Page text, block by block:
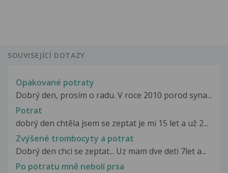
SOUVISEJÍCÍ DOTAZY
Opakované potraty
Dobrý den, prosím o radu. V roce 2010 porod syna...
Potrat
dobrý den chtěla jsem se zeptat je mi 15 let a už 2...
Zvýšené trombocyty a potrat
Dobrý den chci se zeptat... Uz mam dve deti 7let a...
Po potratu mně nebolí prsa